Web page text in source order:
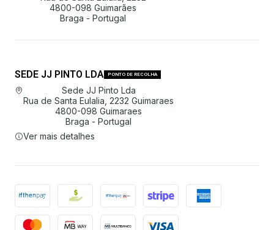
4800-098 Guimarães
Braga - Portugal
SEDE JJ PINTO LDA PONTO DE RECOLHA
Sede JJ Pinto Lda
Rua de Santa Eulalia, 2232 Guimaraes
4800-098 Guimaraes
Braga - Portugal
Ver mais detalhes